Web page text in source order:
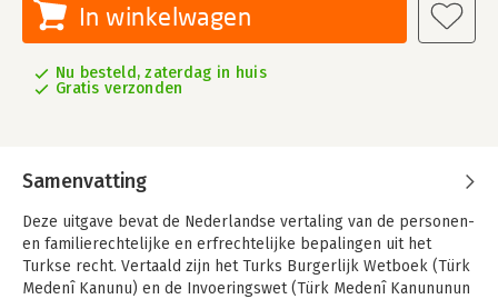
In winkelwagen
Nu besteld, zaterdag in huis
Gratis verzonden
Samenvatting
Deze uitgave bevat de Nederlandse vertaling van de personen-
en familierechtelijke en erfrechtelijke bepalingen uit het
Turkse recht. Vertaald zijn het Turks Burgerlijk Wetboek (Türk
Medenî Kanunu) en de Invoeringswet (Türk Medenî Kanununun